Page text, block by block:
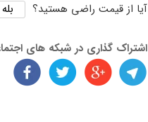
آیا از قیمت راضی هستید؟ بله
اشتراک گذاری در شبکه های